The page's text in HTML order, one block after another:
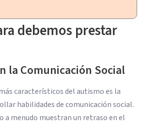
debemos prestar
la Comunicación Social
característicos del autismo es la
habilidades de comunicación social.
a menudo muestran un retraso en el